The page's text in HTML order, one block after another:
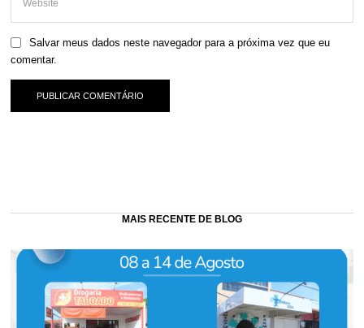
Salvar meus dados neste navegador para a próxima vez que eu
comentar.
MAIS RECENTE DE BLOG